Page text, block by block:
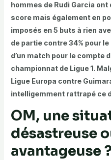
hommes de Rudi Garcia
score mais également en
imposés en 5 buts à rien
de partie contre 34% pour
d’un match pour le compte
championnat de Ligue 1.
Ligue Europa contre
intelligemment rattrapé ce
OM, une
désastreuse
avantageuse ?